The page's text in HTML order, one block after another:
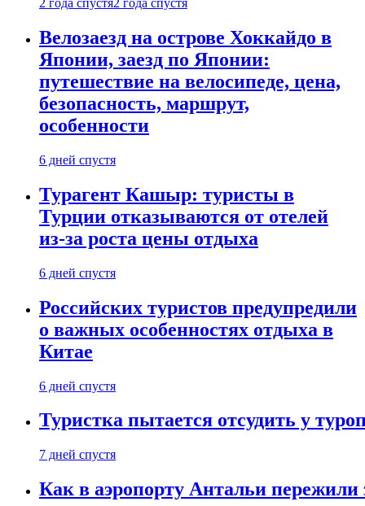
2 года спустя2 года спустя
Велозаезд на острове Хоккайдо в
Японии, заезд по Японии:
путешествие на велосипеде, цена,
безопасность, маршрут,
особенности
6 дней спустя
Турагент Кашыр: туристы в
Турции отказываются от отелей
из-за роста цены отдыха
6 дней спустя
Российских туристов предупредили
о важных особенностях отдыха в
Китае
6 дней спустя
Туристка пытается отсудить у
7 дней спустя
Как в аэропорту Антальи